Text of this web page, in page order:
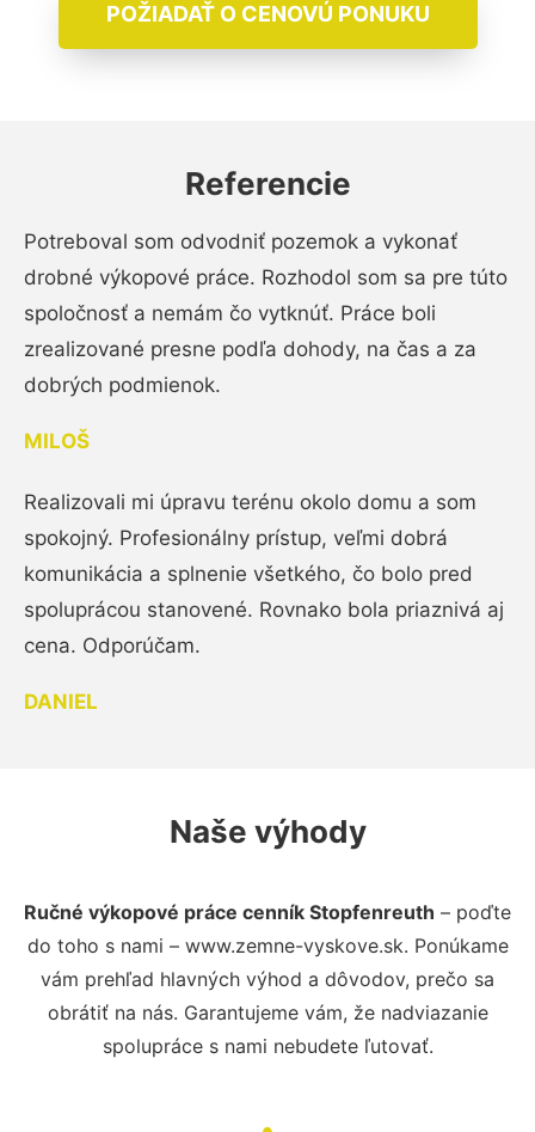
POŽIADAŤ O CENOVÚ PONUKU
Referencie
Potreboval som odvodniť pozemok a vykonať
drobné výkopové práce. Rozhodol som sa pre túto
spoločnosť a nemám čo vytknúť. Práce boli
zrealizované presne podľa dohody, na čas a za
dobrých podmienok.
MILOŠ
Realizovali mi úpravu terénu okolo domu a som
spokojný. Profesionálny prístup, veľmi dobrá
komunikácia a splnenie všetkého, čo bolo pred
spoluprácou stanovené. Rovnako bola priaznivá aj
cena. Odporúčam.
DANIEL
Naše výhody
Ručné výkopové práce cenník Stopfenreuth – poďte
do toho s nami – www.zemne-vyskove.sk. Ponúkame
vám prehľad hlavných výhod a dôvodov, prečo sa
obrátiť na nás. Garantujeme vám, že nadviazanie
spolupráce s nami nebudete ľutovať.